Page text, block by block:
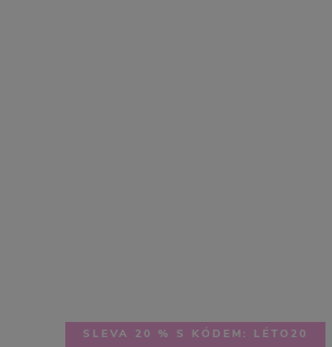
SLEVA 20 % S KÓDEM: LÉTO20